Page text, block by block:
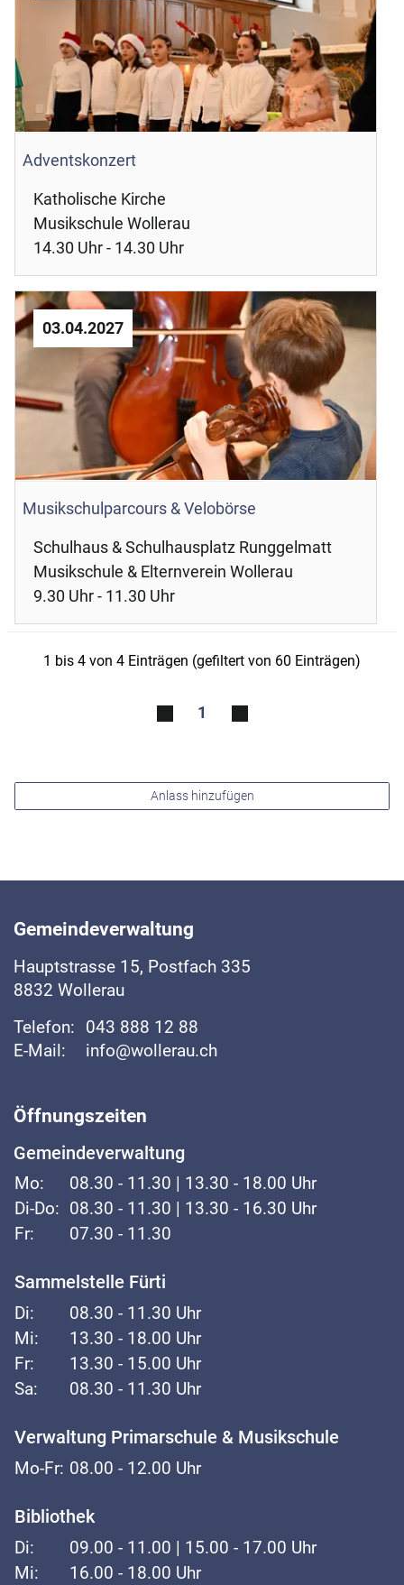
Adventskonzert
Katholische Kirche
Musikschule Wollerau
14.30 Uhr - 14.30 Uhr
03.04.2027
Musikschulparcours & Velobörse
Schulhaus & Schulhausplatz Runggelmatt
Musikschule & Elternverein Wollerau
9.30 Uhr - 11.30 Uhr
1 bis 4 von 4 Einträgen (gefiltert von 60 Einträgen)
1
Anlass hinzufügen
Gemeindeverwaltung
Hauptstrasse 15, Postfach 335
8832 Wollerau
Telefon:
043 888 12 88
E-Mail:
info@wollerau.ch
Öffnungszeiten
Gemeindeverwaltung
Mo:
08.30 - 11.30 | 13.30 - 18.00 Uhr
Di-Do: 08.30 - 11.30 | 13.30 - 16.30 Uhr
Fr:
07.30 - 11.30
Sammelstelle Fürti
Di:
08.30 - 11.30 Uhr
Mi:
13.30 - 18.00 Uhr
Fr:
13.30 - 15.00 Uhr
Sa:
08.30 - 11.30 Uhr
Verwaltung Primarschule & Musikschule
Mo-Fr: 08.00 - 12.00 Uhr
Bibliothek
Di:
09.00 - 11.00 | 15.00 - 17.00 Uhr
Mi:
16.00 - 18.00 Uhr